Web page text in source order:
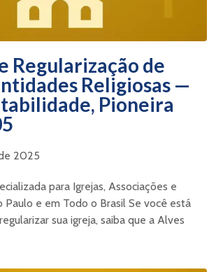
Regularização de
Religiosas —
Pioneira
2025
para Igrejas, Associações e
Paulo e em Todo o Brasil Se você está
sua igreja, saiba que a Alves